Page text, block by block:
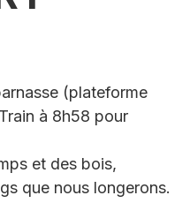
(plateforme
à 8h58 pour
et des bois,
que nous longerons.